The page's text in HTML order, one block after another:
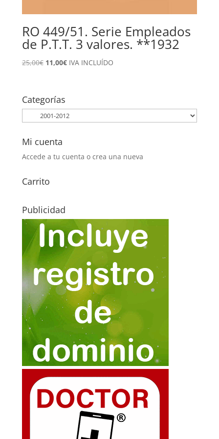
RO 449/51. Serie Empleados
de P.T.T. 3 valores. **1932
25,00€ El
era:
25,00€.
11,00€El
11,00€.
IVA INCLUÍDO
Categorías
Mi cuenta
Accede a tu cuenta o crea una nueva
Carrito
Publicidad